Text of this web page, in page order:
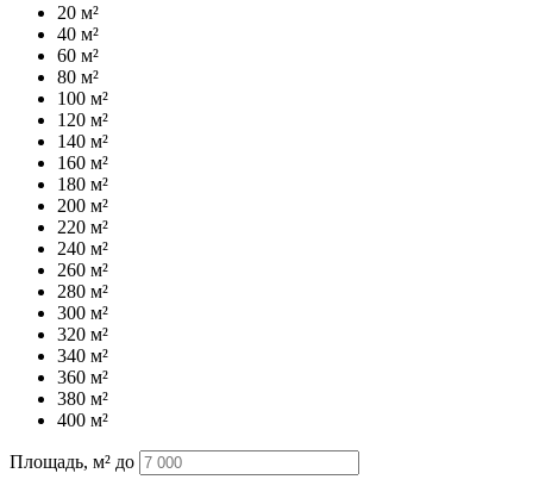
20 м²
40 м²
60 м²
80 м²
100 м²
120 м²
140 м²
160 м²
180 м²
200 м²
220 м²
240 м²
260 м²
280 м²
300 м²
320 м²
340 м²
360 м²
380 м²
400 м²
Площадь, м² до